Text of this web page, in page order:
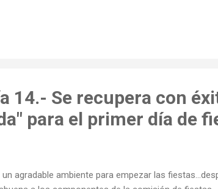
14.- Se recupera con
para el primer día de
agradable ambiente para empezar las